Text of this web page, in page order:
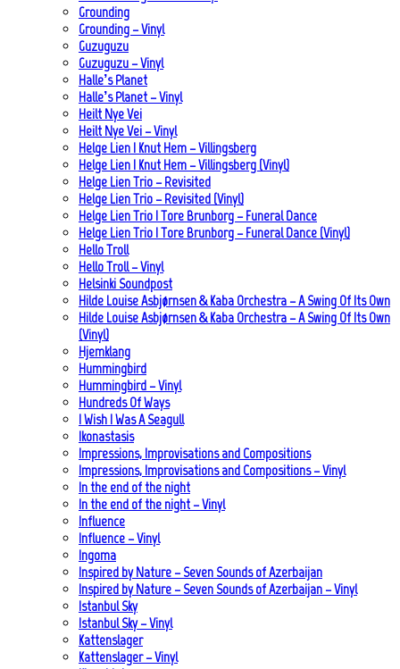
Grounding
Grounding – Vinyl
Guzuguzu
Guzuguzu – Vinyl
Halle’s Planet
Halle’s Planet – Vinyl
Heilt Nye Vei
Heilt Nye Vei – Vinyl
Helge Lien | Knut Hem – Villingsberg
Helge Lien | Knut Hem – Villingsberg (Vinyl)
Helge Lien Trio – Revisited
Helge Lien Trio – Revisited (Vinyl)
Helge Lien Trio | Tore Brunborg – Funeral Dance
Helge Lien Trio | Tore Brunborg – Funeral Dance (Vinyl)
Hello Troll
Hello Troll – Vinyl
Helsinki Soundpost
Hilde Louise Asbjørnsen & Kaba Orchestra – A Swing Of Its Own
Hilde Louise Asbjørnsen & Kaba Orchestra – A Swing Of Its Own
(Vinyl)
Hjemklang
Hummingbird
Hummingbird – Vinyl
Hundreds Of Ways
I Wish I Was A Seagull
Ikonastasis
Impressions, Improvisations and Compositions
Impressions, Improvisations and Compositions – Vinyl
In the end of the night
In the end of the night – Vinyl
Influence
Influence – Vinyl
Ingoma
Inspired by Nature – Seven Sounds of Azerbaijan
Inspired by Nature – Seven Sounds of Azerbaijan – Vinyl
Istanbul Sky
Istanbul Sky – Vinyl
Kattenslager
Kattenslager – Vinyl